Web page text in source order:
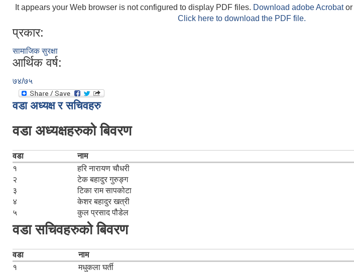
It appears your Web browser is not configured to display PDF files. Download adobe Acrobator
Click here to download the PDF file.
प्रकार:
सामाजिक सुरक्षा
आर्थिक वर्ष:
७४/७५
वडा अध्यक्ष र सचिवहरु
वडा अध्यक्षहरुको बिवरण
वडा नाम
१
हरि नारायण चौधरी
२
टेक बहादुर गुरुङ्ग
३
टिका राम सापकोटा
४
केशर बहादुर खत्री
५
कुल प्रसाद पौडेल
वडा सचिवहरुको बिवरण
वडा नाम
१
मधुकला घर्ती